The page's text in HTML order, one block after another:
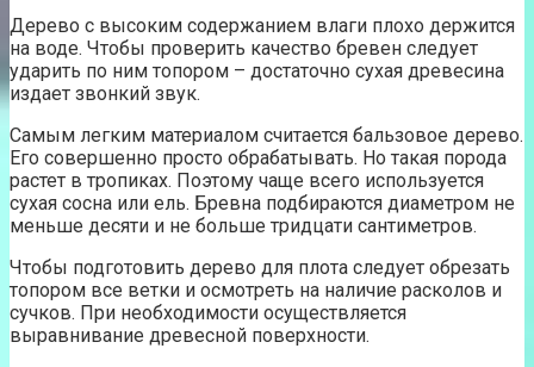
Дерево с высоким содержанием влаги плохо держится
на воде. Чтобы проверить качество бревен следует
ударить по ним топором – достаточно сухая древесина
издает звонкий звук.
Самым легким материалом считается бальзовое дерево.
Его совершенно просто обрабатывать. Но такая порода
растет в тропиках. Поэтому чаще всего используется
сухая сосна или ель. Бревна подбираются диаметром не
меньше десяти и не больше тридцати сантиметров.
Чтобы подготовить дерево для плота следует обрезать
топором все ветки и осмотреть на наличие расколов и
сучков. При необходимости осуществляется
выравнивание древесной поверхности.